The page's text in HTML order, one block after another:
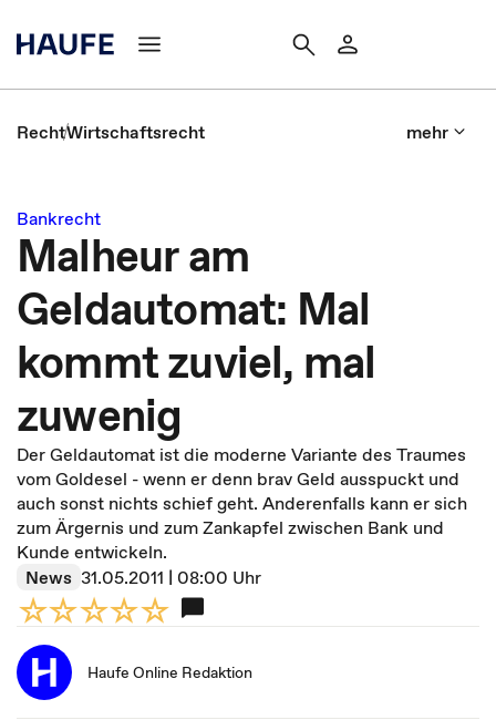
RechtWirtschaftsrecht mehr
Bankrecht
Malheur am
Geldautomat: Mal
kommt zuviel, mal
zuwenig
Der Geldautomat ist die moderne Variante des Traumes
vom Goldesel - wenn er denn brav Geld ausspuckt und
auch sonst nichts schief geht. Anderenfalls kann er sich
zum Ärgernis und zum Zankapfel zwischen Bank und
Kunde entwickeln.
News 31.05.2011 | 08:00 Uhr
Haufe Online Redaktion